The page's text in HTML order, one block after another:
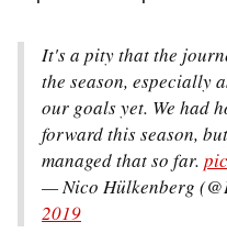
It's a pity that the
the season, especially
our goals yet. We had
forward this season,
managed that so far.
— Nico Hülkenberg
2019